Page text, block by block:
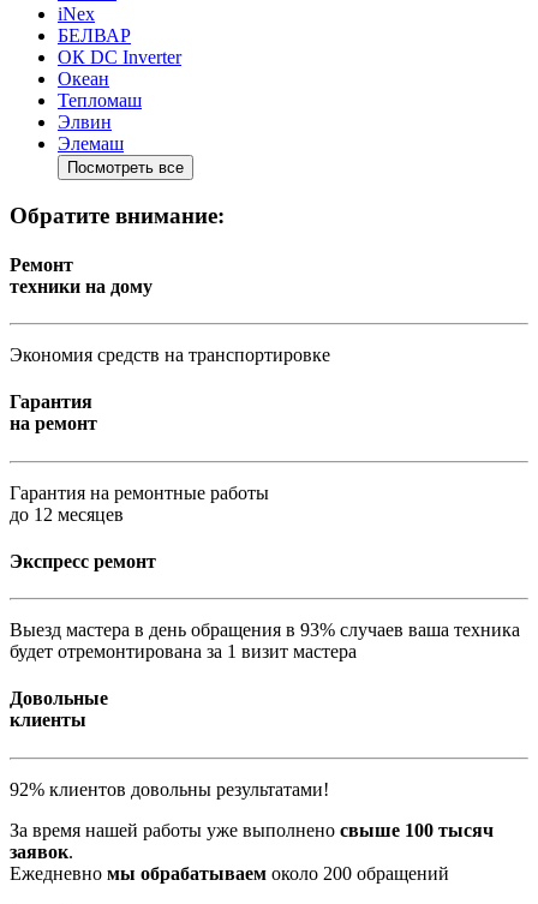
iNex
БЕЛВАР
ОК DC Inverter
Океан
Тепломаш
Элвин
Элемаш
Посмотреть все
Обратите внимание:
Ремонт
техники на дому
Экономия средств на транспортировке
Гарантия
на ремонт
Гарантия на ремонтные работы
до 12 месяцев
Экспресс ремонт
Выезд мастера в день обращения в 93% случаев ваша техника
будет отремонтирована за 1 визит мастера
Довольные
клиенты
92% клиентов довольны результатами!
За время нашей работы уже выполнено свыше 100 тысяч
заявок.
Ежедневно мы обрабатываем около 200 обращений